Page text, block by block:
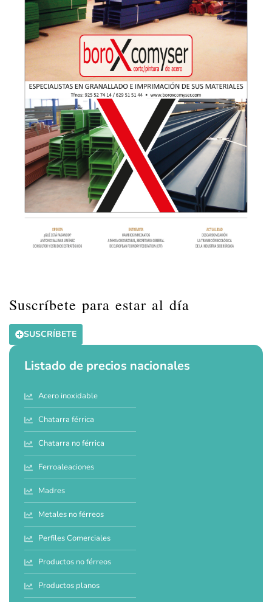
Suscríbete para estar al día
SUSCRÍBETE
Listado de precios nacionales
Acero inoxidable
Chatarra férrica
Chatarra no férrica
Ferroaleaciones
Madres
Metales no férreos
Perfiles Comerciales
Productos no férreos
Productos planos